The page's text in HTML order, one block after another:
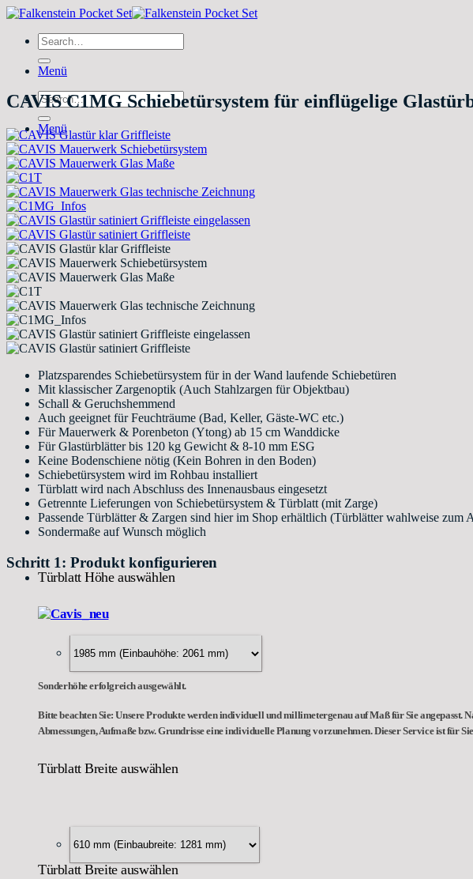
Zum
springenSearch
for:
Menü
Search
for:
Menü
CAVIS C1MG Schiebetürsystem für einflügelige
Platzsparendes Schiebetürsystem für in der Wand laufende Schiebetüren
Mit klassischer Zargenoptik (Auch Stahlzargen für Objektbau)
Schall & Geruchshemmend
Auch geeignet für Feuchträume (Bad, Keller, Gäste-WC etc.)
Für Mauerwerk & Porenbeton (Ytong) ab 15 cm Wanddicke
Für Glastürblätter bis 120 kg Gewicht & 8-10 mm ESG
Keine Bodenschiene nötig (Kein Bohren in den Boden)
Schiebetürsystem wird im Rohbau installiert
Türblatt wird nach Abschluss des Innenausbaus eingesetzt
Getrennte Lieferungen von Schiebetürsystem & Türblatt (mit Zarge)
Passende Türblätter & Zargen sind hier im Shop erhältlich (Türblätter wahlweise zum
Sondermaße auf Wunsch möglich
Schritt 1: Produkt konfigurieren
Türblatt Höhe auswählen
Sonderhöhe erfolgreich ausgewählt.
Bitte beachten Sie: Unsere Produkte werden individuell und millimetergenau auf Maß für Sie
Abmessungen, Aufmaße bzw. Grundrisse eine individuelle Planung vorzunehmen.Dieser Service ist für
Türblatt Breite auswählen
Türblatt Breite auswählen